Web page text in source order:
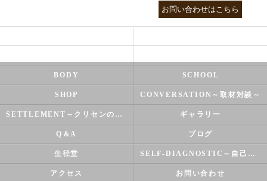
お問い合わせはこちら
BODY SCHOOL
SHOP CONVERSATION～取材対談～
SETTLEMENT～クリセンのズバリ解決シリーズ～ ギャラリー
Q＆A ブログ
生径堂 SELF-DIAGNOSTIC～自己診断～
アクセス お問い合わせ